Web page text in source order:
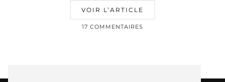
VOIR L’ARTICLE
17 COMMENTAIRES